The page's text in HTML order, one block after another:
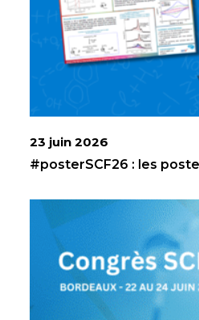
23 juin 2026
#posterSCF26 : les